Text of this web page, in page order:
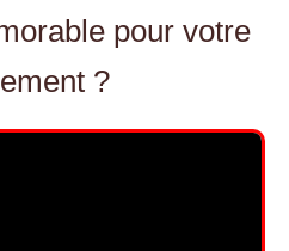
pour votre
?